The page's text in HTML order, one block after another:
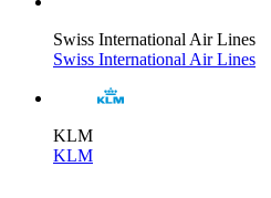
Swiss International Air Lines
Swiss International Air Lines
KLM
KLM